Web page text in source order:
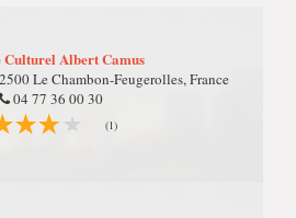
Culturel Albert Camus
Le Chambon-Feugerolles, France
04 77 36 00 30
(1)